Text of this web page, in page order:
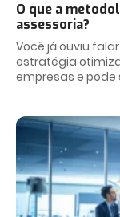
O que a
assessoria?
Você já ouviu
estratégia
empresas e pode